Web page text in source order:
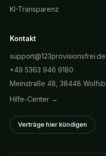
KI-Transparenz
Kontakt
support@123provisionsfrei.de
+49 5363 946 9180
Meinstraße 48, 38448
Hilfe-Center →
Verträge hier kündigen